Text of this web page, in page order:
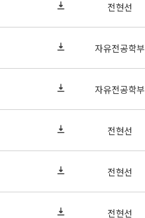
전현선
자유전공학부
자유전공학부
전현선
전현선
전현선